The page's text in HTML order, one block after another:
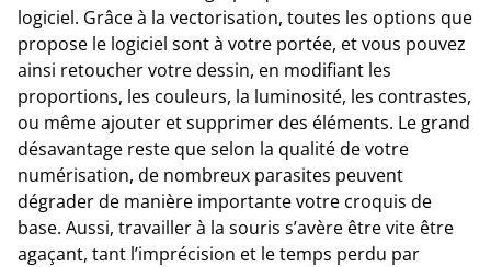
logiciel. Grâce à la vectorisation, toutes les options que
propose le logiciel sont à votre portée, et vous pouvez
ainsi retoucher votre dessin, en modifiant les
proportions, les couleurs, la luminosité, les contrastes,
ou même ajouter et supprimer des éléments. Le grand
désavantage reste que selon la qualité de votre
numérisation, de nombreux parasites peuvent
dégrader de manière importante votre croquis de
base. Aussi, travailler à la souris s’avère être vite être
agaçant, tant l’imprécision et le temps perdu par